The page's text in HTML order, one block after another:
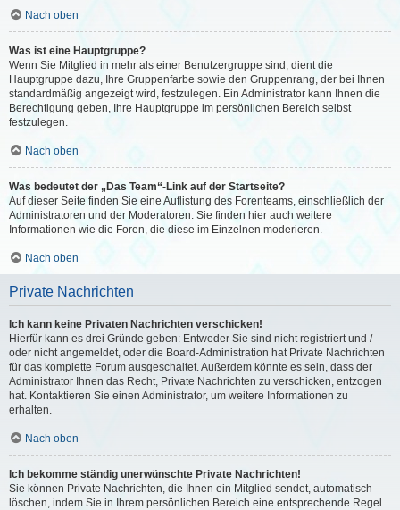
Nach oben
Was ist eine Hauptgruppe?
Wenn Sie Mitglied in mehr als einer Benutzergruppe sind, dient die
Hauptgruppe dazu, Ihre Gruppenfarbe sowie den Gruppenrang, der bei Ihnen
standardmäßig angezeigt wird, festzulegen. Ein Administrator kann Ihnen die
Berechtigung geben, Ihre Hauptgruppe im persönlichen Bereich selbst
festzulegen.
Nach oben
Was bedeutet der „Das Team“-Link auf der Startseite?
Auf dieser Seite finden Sie eine Auflistung des Forenteams, einschließlich der
Administratoren und der Moderatoren. Sie finden hier auch weitere
Informationen wie die Foren, die diese im Einzelnen moderieren.
Nach oben
Private Nachrichten
Ich kann keine Privaten Nachrichten verschicken!
Hierfür kann es drei Gründe geben: Entweder Sie sind nicht registriert und /
oder nicht angemeldet, oder die Board-Administration hat Private Nachrichten
für das komplette Forum ausgeschaltet. Außerdem könnte es sein, dass der
Administrator Ihnen das Recht, Private Nachrichten zu verschicken, entzogen
hat. Kontaktieren Sie einen Administrator, um weitere Informationen zu
erhalten.
Nach oben
Ich bekomme ständig unerwünschte Private Nachrichten!
Sie können Private Nachrichten, die Ihnen ein Mitglied sendet, automatisch
löschen, indem Sie in Ihrem persönlichen Bereich eine entsprechende Regel